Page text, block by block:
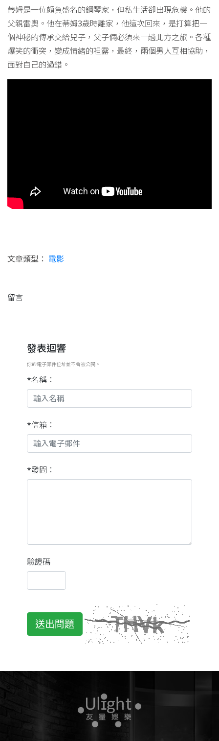
蒂姆是一位頗負盛名的鋼琴家，但私生活卻出現危機。他的
父親雷奧。他在蒂姆3歲時離家，他這次回來，是打算把一
個神秘的傳承交給兒子，父子倆必須來一趟北方之旅。各種
爆笑的衝突，變成情緒的袒露，最終，兩個男人互相協助，
面對自己的過錯。
文章類型： 電影
留言
發表迴響
你的電子郵件位址並不會被公開。
*名稱：
*信箱：
*發問：
驗證碼
送出問題